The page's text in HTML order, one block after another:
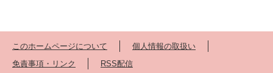
このホームページについて
個人情報の取扱い
免責事項・リンク
RSS配信